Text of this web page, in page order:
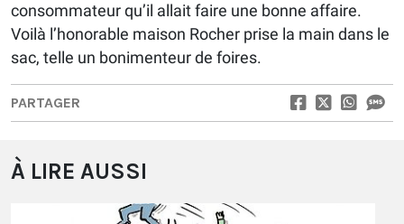
consommateur qu’il allait faire une bonne affaire.
Voilà l’honorable maison Rocher prise la main dans le
sac, telle un bonimenteur de foires.
PARTAGER
À LIRE AUSSI